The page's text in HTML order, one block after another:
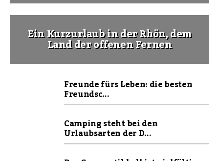
Ein Kurzurlaub in der Rhön, dem
Land der offenen Fernen
Freunde fürs Leben: die besten
Freundsc...
Camping steht bei den
Urlaubsarten der D...